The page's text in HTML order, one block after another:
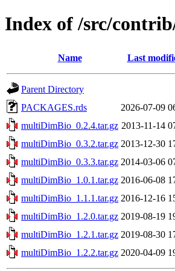
Index of /src/
Name Last
Parent Directory
PACKAGES.rds
2026-07-09
multiDimBio_0.2.4.tar.gz 2013-11-14
multiDimBio_0.3.2.tar.gz 2013-12-30
multiDimBio_0.3.3.tar.gz 2014-03-06
multiDimBio_1.0.1.tar.gz 2016-06-08
multiDimBio_1.1.1.tar.gz 2016-12-16
multiDimBio_1.2.0.tar.gz 2019-08-19
multiDimBio_1.2.1.tar.gz 2019-08-30
multiDimBio_1.2.2.tar.gz 2020-04-09